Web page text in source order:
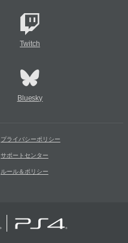
Twitch
Bluesky
プライバシーポリシー
サポートセンター
ルール＆ポリシー